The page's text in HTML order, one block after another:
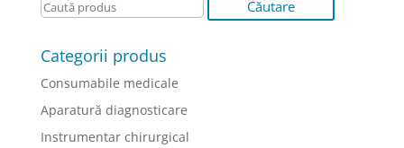
Categorii produs
Consumabile medicale
Aparatură diagnosticare
Instrumentar chirurgical